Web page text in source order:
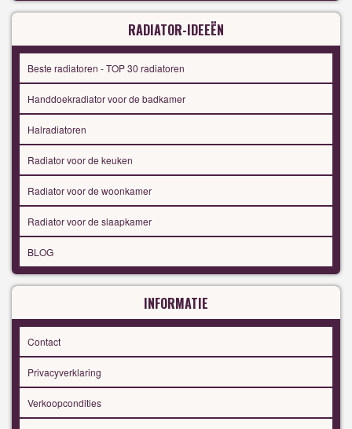
RADIATOR-IDEEËN
Beste radiatoren - TOP 30 radiatoren
Handdoekradiator voor de badkamer
Halradiatoren
Radiator voor de keuken
Radiator voor de woonkamer
Radiator voor de slaapkamer
BLOG
INFORMATIE
Contact
Privacyverklaring
Verkoopcondities